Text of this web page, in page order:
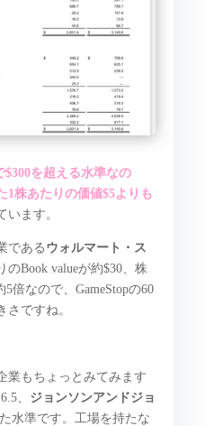
を超える水準なの
1株あたりの価値$5よりも
います。
である ウォルマート・ス
のBook valueが約$30、株
倍なので、GameStopの60
さですね。
業もちょっとみてみます
、 ジョンソンアンドジョ
水準です。工場を持たな